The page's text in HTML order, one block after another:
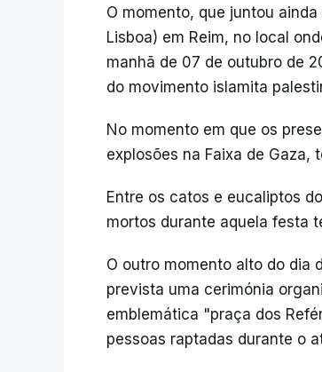
O momento, que juntou
Lisboa) em Reim, no local
manhã de 07 de outubro de
do movimento islamita
No momento em que os
explosões na Faixa de Gaza,
Entre os catos e eucaliptos
mortos durante aquela festa
O outro momento alto do dia
prevista uma cerimónia
emblemática "praça dos
pessoas raptadas durante o